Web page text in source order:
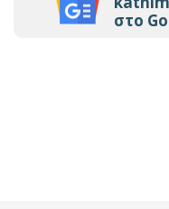
στο